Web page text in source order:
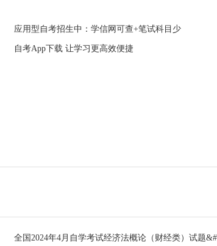
应用型自考招生中：学信网可查+笔试科目少
自考App下载 让学习更高效便捷